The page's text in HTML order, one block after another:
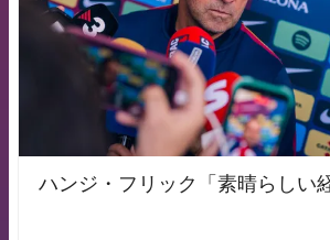
ハンジ・フリック「素晴らしい